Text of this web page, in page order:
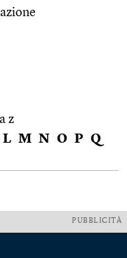
z
L M N O P Q
PUBBLICITÀ